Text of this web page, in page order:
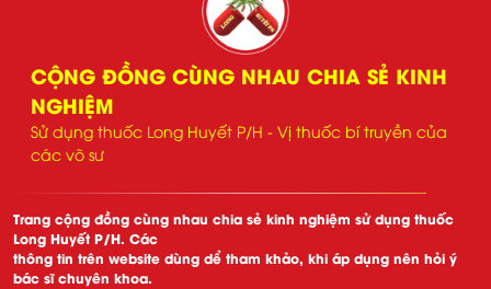
CỘNG ĐỒNG CÙNG NHAU CHIA SẺ KINH
NGHIỆM
Sử dụng thuốc Long Huyết P/H - Vị thuốc bí truyền của
các võ sư
Trang cộng đồng cùng nhau chia sẻ kinh nghiệm sử dụng thuốc
Long Huyết P/H. Các
thông tin trên website dùng dể tham khảo, khi áp dụng nên hỏi ý
bác sĩ chuyên khoa.